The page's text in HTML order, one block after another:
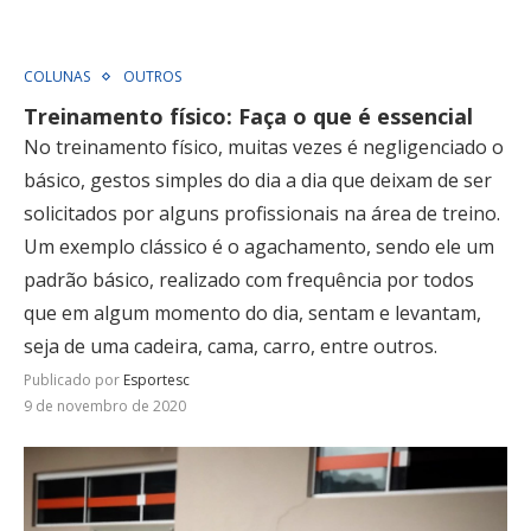
COLUNAS OUTROS
Treinamento físico: Faça o que é essencial
No treinamento físico, muitas vezes é negligenciado o
básico, gestos simples do dia a dia que deixam de ser
solicitados por alguns profissionais na área de treino.
Um exemplo clássico é o agachamento, sendo ele um
padrão básico, realizado com frequência por todos
que em algum momento do dia, sentam e levantam,
seja de uma cadeira, cama, carro, entre outros.
Publicado por Esportesc
9 de novembro de 2020